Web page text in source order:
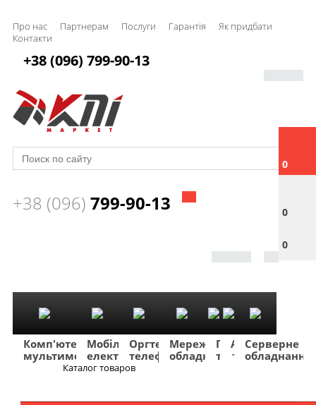
Про нас Партнерам Послуги Гарантія
Як придбати
Контакти
0
0
0
+38 (096) 799-90-13
+38 (096) 799-90-13
Комп'ютери
мультимедіа
Мобільна
електроніка
Оргтехніка
телефонія
Мережеве
обладнання
Побутова
техніка
TV
та
Фото
та
Авто
та
Серверне
обладнання
Каталог товаров